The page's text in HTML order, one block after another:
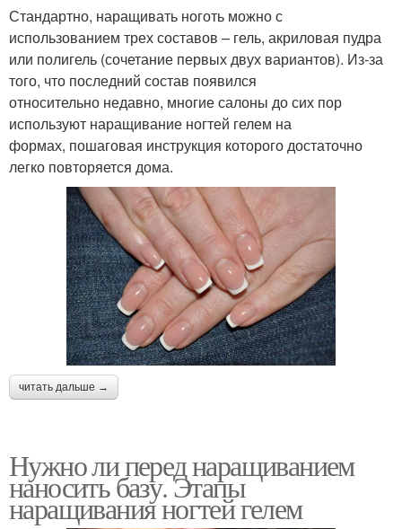
Стандартно, наращивать ноготь можно с
использованием трех составов – гель, акриловая пудра
или полигель (сочетание первых двух вариантов). Из-за
того, что последний состав появился
относительно недавно, многие салоны до сих пор
используют наращивание ногтей гелем на
формах, пошаговая инструкция которого достаточно
легко повторяется дома.
читать дальше →
Нужно ли перед наращиванием
наносить базу. Этапы
наращивания ногтей гелем